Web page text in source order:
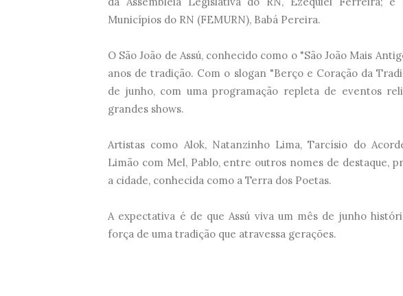
Municípios do RN (FEMURN), Babá Pereira.
O São João de Assú, conhecido como o "São João Mais
anos de tradição. Com o slogan "Berço e Coração da
de junho, com uma programação repleta de eventos
grandes shows.
Artistas como Alok, Natanzinho Lima, Tarcísio do
Limão com Mel, Pablo, entre outros nomes de destaque,
a cidade, conhecida como a Terra dos Poetas.
A expectativa é de que Assú viva um mês de junho
força de uma tradição que atravessa gerações.